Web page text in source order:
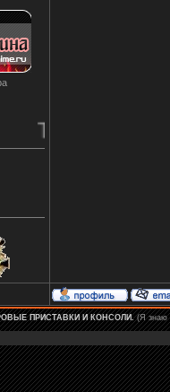
T0reador xD
ПРИСТАВКИ И КОНСОЛИ. (Я знаю